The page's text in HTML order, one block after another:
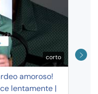
corto
amoroso!
lentamente |